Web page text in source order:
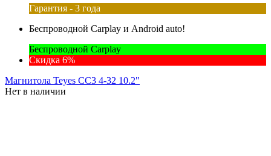
Гарантия - 3 года
Беспроводной Carplay и Android auto!
Беспроводной Carplay
Скидка 6%
Магнитола Teyes CC3 4-32 10.2"
Нет в наличии